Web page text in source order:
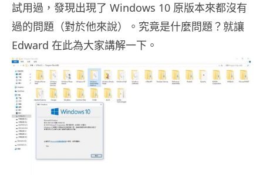
試用過，發現出現了 Windows 10 原版本來都沒有
過的問題（對於他來說）。究竟是什麼問題？就讓
Edward 在此為大家講解一下。